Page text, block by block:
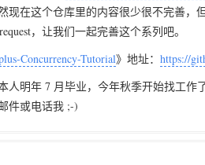
现在这个仓库里的内容很少很不完善，
，让我们一起完善这个系列吧。
Concurrency-Tutorial》地址： https://
人明年 7 月毕业，今年秋季开始找工作
件或电话我 ;-)